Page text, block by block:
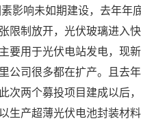
影响未如期建设，去年年
限制放开，光伏玻璃进入
要用于光伏电站发电，现
公司很多都在扩产。且去
次两个募投项目建成以后
生产超薄光伏电池封装材